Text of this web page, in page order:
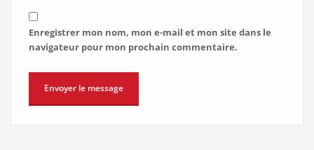
Enregistrer mon nom, mon e-mail et mon site dans le
navigateur pour mon prochain commentaire.